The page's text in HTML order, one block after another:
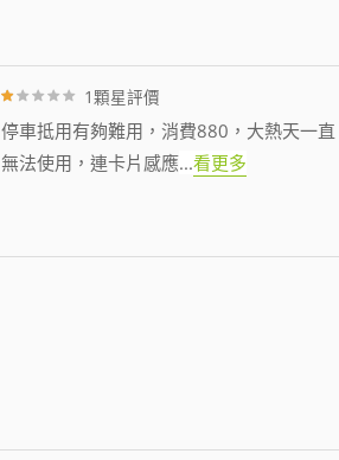
1顆星評價
停車抵用有夠難用，消費880，大熱天一直
無法使用，連卡片感應...看更多